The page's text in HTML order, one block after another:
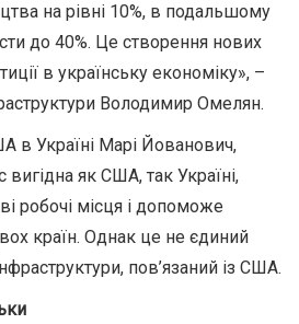
на рівні 10%, в подальшому
до 40%. Це створення нових
в українську економіку», –
Володимир Омелян.
в Україні Марі Йованович,
вигідна як США, так Україні,
робочі місця і допоможе
країн. Однак це не єдиний
пов’язаний із США.